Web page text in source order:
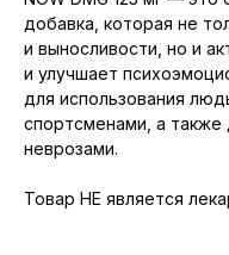
добавка, которая не
и выносливости, но и
и улучшает
для использования
спортсменами, а также
неврозами.
Товар НЕ является